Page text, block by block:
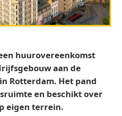
huurovereenkomst
aan de
Rotterdam. Het pand
en beschikt over
eigen terrein.